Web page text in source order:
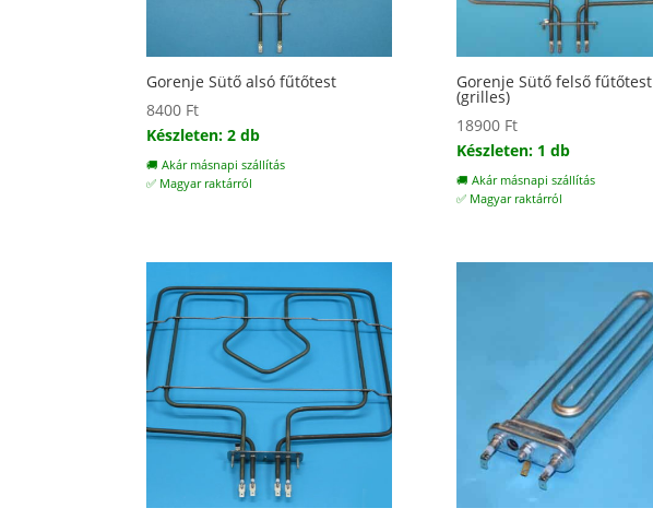
Gorenje Sütő alsó fűtőtest
8400 Ft
Készleten: 2 db
🚚 Akár másnapi szállítás
✅ Magyar raktárról
Gorenje Sütő felső fűtőtest
(grilles)
18900 Ft
Készleten: 1 db
🚚 Akár másnapi szállítás
✅ Magyar raktárról